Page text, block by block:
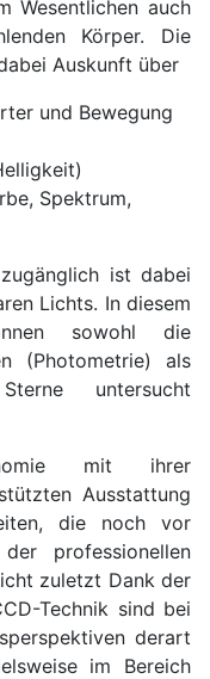
Wesentlichen auch
Körper. Die
Auskunft über
und Bewegung
Spektrum,
ist dabei
Lichts. In diesem
sowohl die
(Photometrie) als
untersucht
mit ihrer
Ausstattung
die noch vor
professionellen
zuletzt Dank der
Technik sind bei
derart
im Bereich